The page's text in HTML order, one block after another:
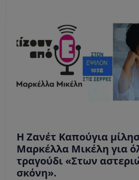
Η Ζανέτ Καπούγια
Μαρκέλλα Μικέλη για
τραγούδι «Στων
σκόνη».